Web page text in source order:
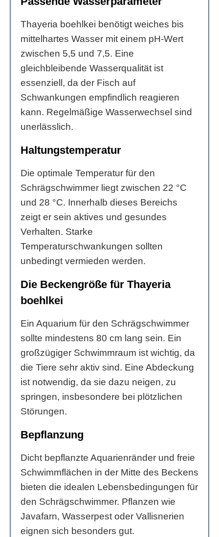
Thayeria boehlkei benötigt weiches bis
mittelhartes Wasser mit einem pH-Wert
zwischen 5,5 und 7,5. Eine
gleichbleibende Wasserqualität ist
essenziell, da der Fisch auf
Schwankungen empfindlich reagieren
kann. Regelmäßige Wasserwechsel sind
unerlässlich.
Haltungstemperatur
Die optimale Temperatur für den
Schrägschwimmer liegt zwischen 22 °C
und 28 °C. Innerhalb dieses Bereichs
zeigt er sein aktives und gesundes
Verhalten. Starke
Temperaturschwankungen sollten
unbedingt vermieden werden.
Die Beckengröße für Thayeria
boehlkei
Ein Aquarium für den Schrägschwimmer
sollte mindestens 80 cm lang sein. Ein
großzügiger Schwimmraum ist wichtig, da
die Tiere sehr aktiv sind. Eine Abdeckung
ist notwendig, da sie dazu neigen, zu
springen, insbesondere bei plötzlichen
Störungen.
Bepflanzung
Dicht bepflanzte Aquarienränder und freie
Schwimmflächen in der Mitte des Beckens
bieten die idealen Lebensbedingungen für
den Schrägschwimmer. Pflanzen wie
Javafarn, Wasserpest oder Vallisnerien
eignen sich besonders gut.